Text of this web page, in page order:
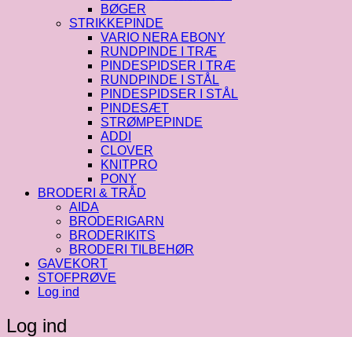
BØGER
STRIKKEPINDE
VARIO NERA EBONY
RUNDPINDE I TRÆ
PINDESPIDSER I TRÆ
RUNDPINDE I STÅL
PINDESPIDSER I STÅL
PINDESÆT
STRØMPEPINDE
ADDI
CLOVER
KNITPRO
PONY
BRODERI & TRÅD
AIDA
BRODERIGARN
BRODERIKITS
BRODERI TILBEHØR
GAVEKORT
STOFPRØVE
Log ind
Log ind